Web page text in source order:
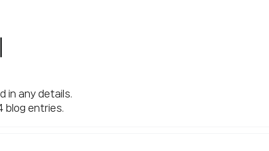
in any details.
blog entries.